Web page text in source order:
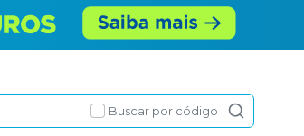
Buscar por código